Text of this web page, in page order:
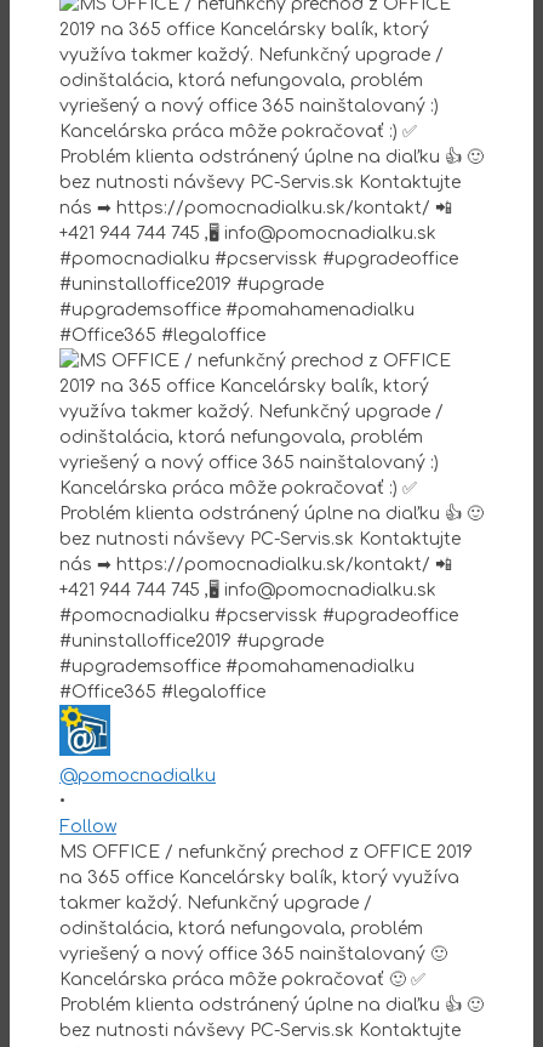
@pomocnadialku
•
Follow
MS OFFICE / nefunkčný prechod z OFFICE 2019
na 365 office Kancelársky balík, ktorý využíva
takmer každý. Nefunkčný upgrade /
odinštalácia, ktorá nefungovala, problém
vyriešený a nový office 365 nainštalovaný 🙂
Kancelárska práca môže pokračovať 🙂 ✅
Problém klienta odstránený úplne na diaľku 👍 🙂
bez nutnosti návševy PC-Servis.sk Kontaktujte